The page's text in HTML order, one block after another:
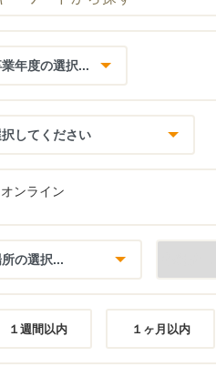
オンライン
１週間以内
１ヶ月以内